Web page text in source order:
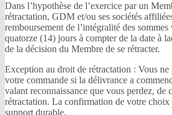
Dans l’hypothèse de l’exercice par un
rétractation, GDM et/ou ses sociétés
remboursement de l’intégralité des sommes
quatorze (14) jours à compter de la date à
de la décision du Membre de se rétracter.
Exception au droit de rétractation : Vous ne
votre commande si la délivrance a
valant reconnaissance que vous perdez, de
rétractation. La confirmation de votre choix
support durable.